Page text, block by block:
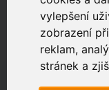
vylepšení
zobrazení
reklam,
stránek a
Zákaznický portál
Jak rychlé je